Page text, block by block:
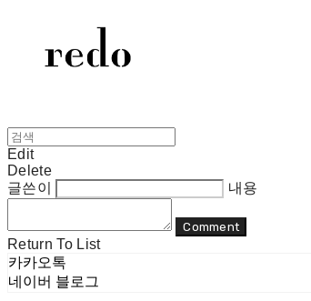
Edit
Delete
글쓴이
내용
Comment
Return To List
카카오톡
네이버 블로그